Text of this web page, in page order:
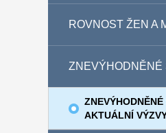
ROVNOST ŽEN A
ZNEVÝHODNĚNÉ
AKTUÁLNÍ